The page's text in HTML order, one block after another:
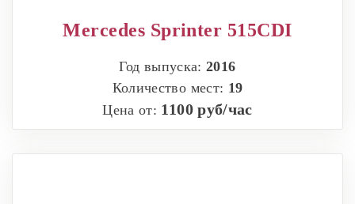
Mercedes Sprinter 515CDI
Год выпуска:2016
Количество мест: 19
Цена от: 1100 руб/час